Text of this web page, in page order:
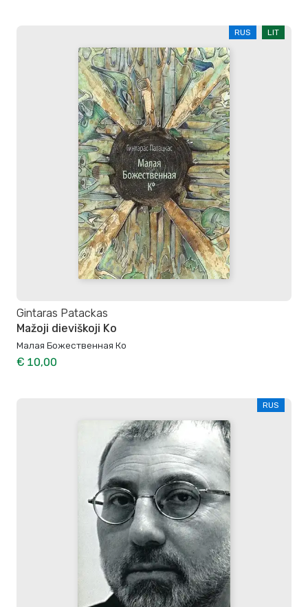
RUS LIT
Gintaras Patackas
Mažoji dieviškoji Ko
Малая Божественная Ко
€ 10,00
RUS